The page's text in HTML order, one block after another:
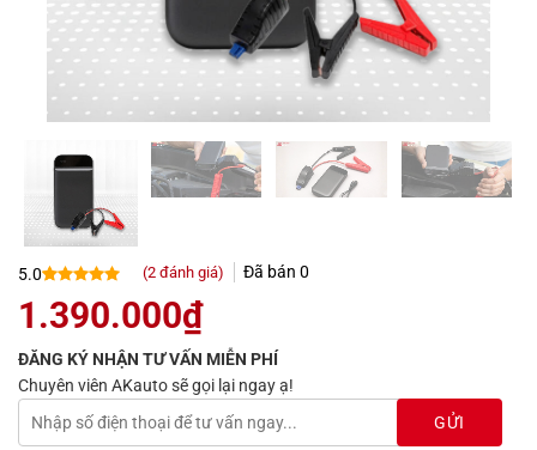
5.0
5.0trên 5
dựa trên
2
(2đánh giá) Đã bán 0
1.390.000₫
ĐĂNG KÝ NHẬN TƯ VẤN MIỄN PHÍ
Chuyên viên AKauto sẽ gọi lại ngay ạ!